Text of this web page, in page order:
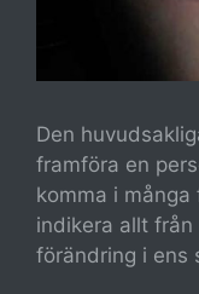
Den
framföra en
komma i många
indikera allt
förändring i ens